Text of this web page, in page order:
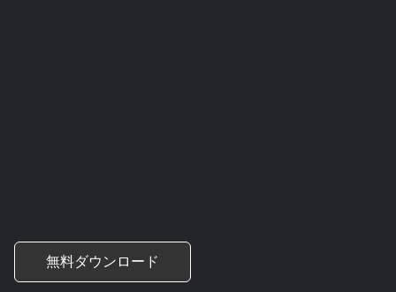
無料ダウンロード